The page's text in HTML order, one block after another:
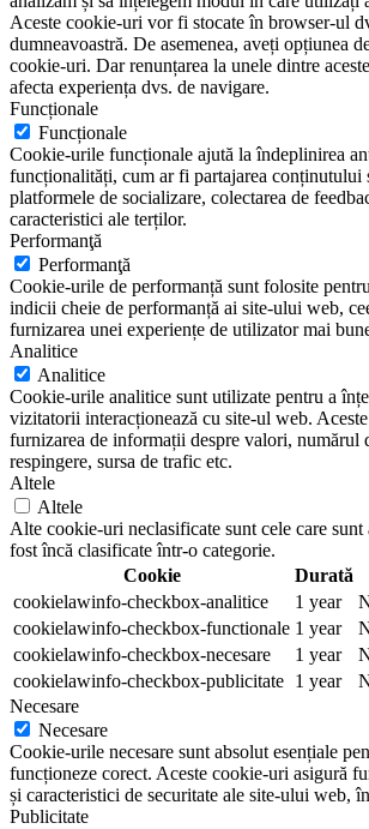
Aceste cookie-uri vor fi stocate în browser-ul
dumneavoastră. De asemenea, aveți opțiunea
cookie-uri. Dar renunțarea la unele dintre
afecta experiența dvs. de navigare.
Funcționale
Funcționale
Cookie-urile funcționale ajută la îndeplinirea
funcționalități, cum ar fi partajarea conținutului
platformele de socializare, colectarea de
caracteristici ale terților.
Performanţă
Performanţă
Cookie-urile de performanță sunt folosite
indicii cheie de performanță ai site-ului web,
furnizarea unei experiențe de utilizator mai
Analitice
Analitice
Cookie-urile analitice sunt utilizate pentru a
vizitatorii interacționează cu site-ul web.
furnizarea de informații despre valori, numărul
respingere, sursa de trafic etc.
Altele
Altele
Alte cookie-uri neclasificate sunt cele care sunt
fost încă clasificate într-o categorie.
Cookie
Durată
cookielawinfo-checkbox-analitice
1 year
cookielawinfo-checkbox-functionale 1 year
cookielawinfo-checkbox-necesare
1 year
cookielawinfo-checkbox-publicitate 1 year
Necesare
Necesare
Cookie-urile necesare sunt absolut esențiale
funcționeze corect. Aceste cookie-uri asigură
și caracteristici de securitate ale site-ului web,
Publicitate